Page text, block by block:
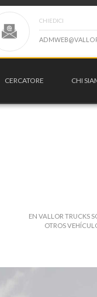
CHIEDICI
ADMWEB@VAL L O
CERCATORE CHI
EN VALLOR TRUCKS
OTROS